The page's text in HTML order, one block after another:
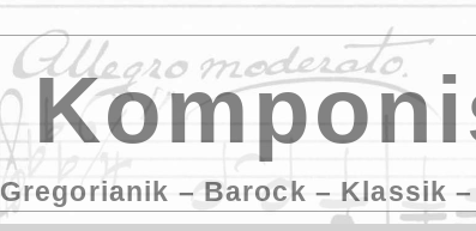
Gregorianik – Barock – Klassik